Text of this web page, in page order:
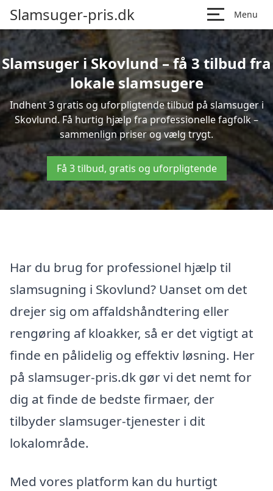
Slamsuger-pris.dk Menu
Slamsuger i Skovlund – få 3 tilbud fra
lokale slamsugere
Indhent 3 gratis og uforpligtende tilbud på slamsuger i
Skovlund. Få hurtig hjælp fra professionelle fagfolk –
sammenlign priser og vælg trygt.
Få 3 tilbud, gratis og uforpligtende
Har du brug for professionel hjælp til
slamsugning i Skovlund? Uanset om det
drejer sig om affaldshåndtering eller
rengøring af kloakker, så er det vigtigt at
finde en pålidelig og effektiv løsning. Her
på slamsuger-pris.dk gør vi det nemt for
dig at finde de bedste firmaer, der
tilbyder slamsuger-tjenester i dit
lokalområde.
Med vores platform kan du hurtigt